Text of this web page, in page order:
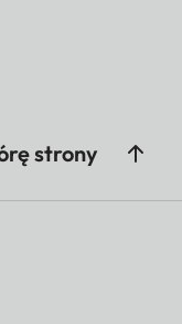
strony